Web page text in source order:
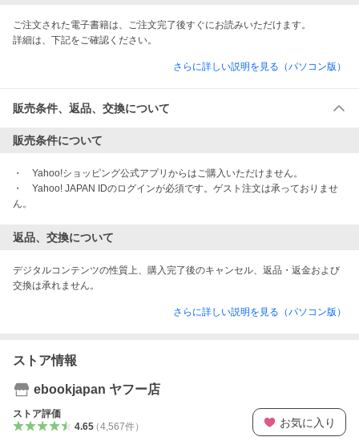
ご注文された電子書籍は、ご注文完了後すぐにお読みいただけます。
さらに詳しい説明を見る（パソコン版）
販売条件、返品、交換について
販売条件について
・　Yahoo!ショッピング公式アプリからはご購入いただけません。
・　Yahoo! JAPAN IDのログインが必須です。ゲスト注文は承っておりませ
ん。
返品、交換について
デジタルコンテンツの性質上、購入完了後のキャンセル、返品・返金および
さらに詳しい説明を見る（パソコン版）
ストア情報
ebookjapan ヤフー店
ストア評価
4.65（4,567件） お気に入り